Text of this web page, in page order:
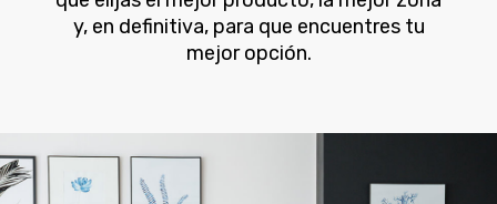
y, en definitiva, para que encuentres tu
mejor opción.